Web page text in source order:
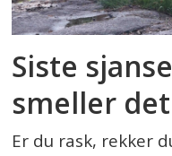
Siste
smeller
Er du rask, rekker